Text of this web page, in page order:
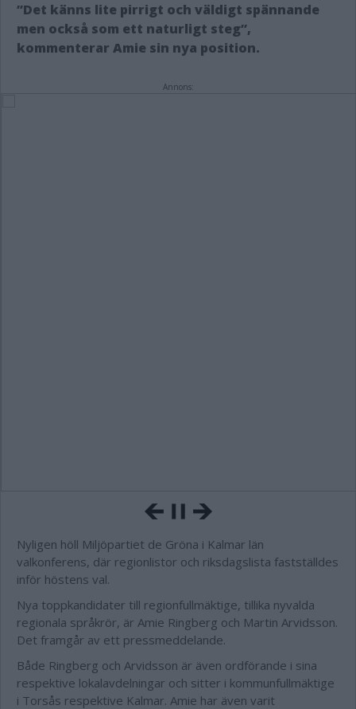
”Det känns lite pirrigt och väldigt spännande
men också som ett naturligt steg”,
kommenterar Amie sin nya position.
Annons:
Nyligen höll Miljöpartiet de Gröna i Kalmar län
valkonferens, där regionlistor och riksdagslista fastställdes
inför höstens val.
Nya toppkandidater till regionfullmäktige, tillika nyvalda
regionala språkrör, är Amie Ringberg och Martin Arvidsson.
Det framgår av ett pressmeddelande.
Både Ringberg och Arvidsson är även ordförande i sina
respektive lokalavdelningar och sitter i kommunfullmäktige
i Torsås respektive Kalmar. Amie har även varit